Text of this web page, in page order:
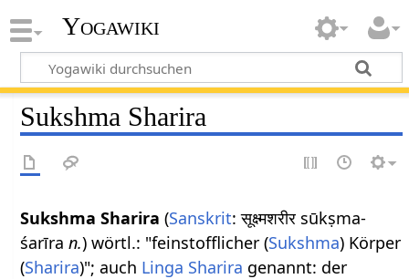
Yogawiki
Sukshma Sharira
Sukshma Sharira (Sanskrit: सूक्ष्मशरीर sūkṣma-
śarīran.) wörtl.: "feinstofflicher (Sukshma) Körper
(Sharira)"; auch Linga Sharira genannt: der